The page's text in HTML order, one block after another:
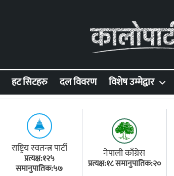
हट सिटहरु दल विवरण विशेष उम्मेद्वार
राष्ट्रिय स्वतन्त्र पार्टी
प्रत्यक्ष:१२५
समानुपातिक:५७
नेपाली काँग्रेस
प्रत्यक्ष:१८ समानुपातिक:२०